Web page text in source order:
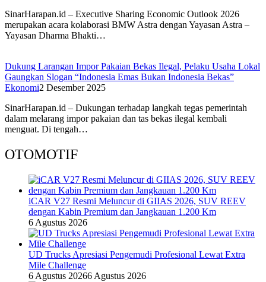
SinarHarapan.id – Executive Sharing Economic Outlook 2026
merupakan acara kolaborasi BMW Astra dengan Yayasan Astra –
Yayasan Dharma Bhakti…
Dukung Larangan Impor Pakaian Bekas Ilegal, Pelaku Usaha Lokal
Gaungkan Slogan “Indonesia Emas Bukan Indonesia Bekas”
Ekonomi2 Desember 2025
SinarHarapan.id – Dukungan terhadap langkah tegas pemerintah
dalam melarang impor pakaian dan tas bekas ilegal kembali
menguat. Di tengah…
OTOMOTIF
iCAR V27 Resmi Meluncur di GIIAS 2026, SUV REEV
dengan Kabin Premium dan Jangkauan 1.200 Km
6 Agustus 2026
UD Trucks Apresiasi Pengemudi Profesional Lewat Extra
Mile Challenge
6 Agustus 20266 Agustus 2026